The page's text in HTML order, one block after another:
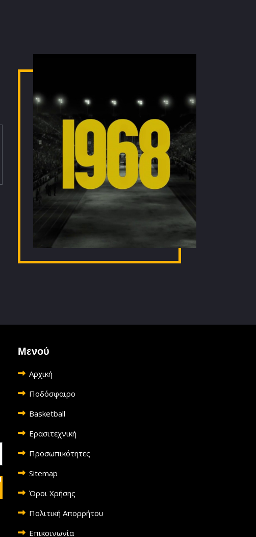
Μενού
Αρχική
Ποδόσφαιρο
Basketball
Ερασιτεχνική
Προσωπικότητες
Sitemap
Όροι Χρήσης
Πολιτική Απορρήτου
Επικοινωνία